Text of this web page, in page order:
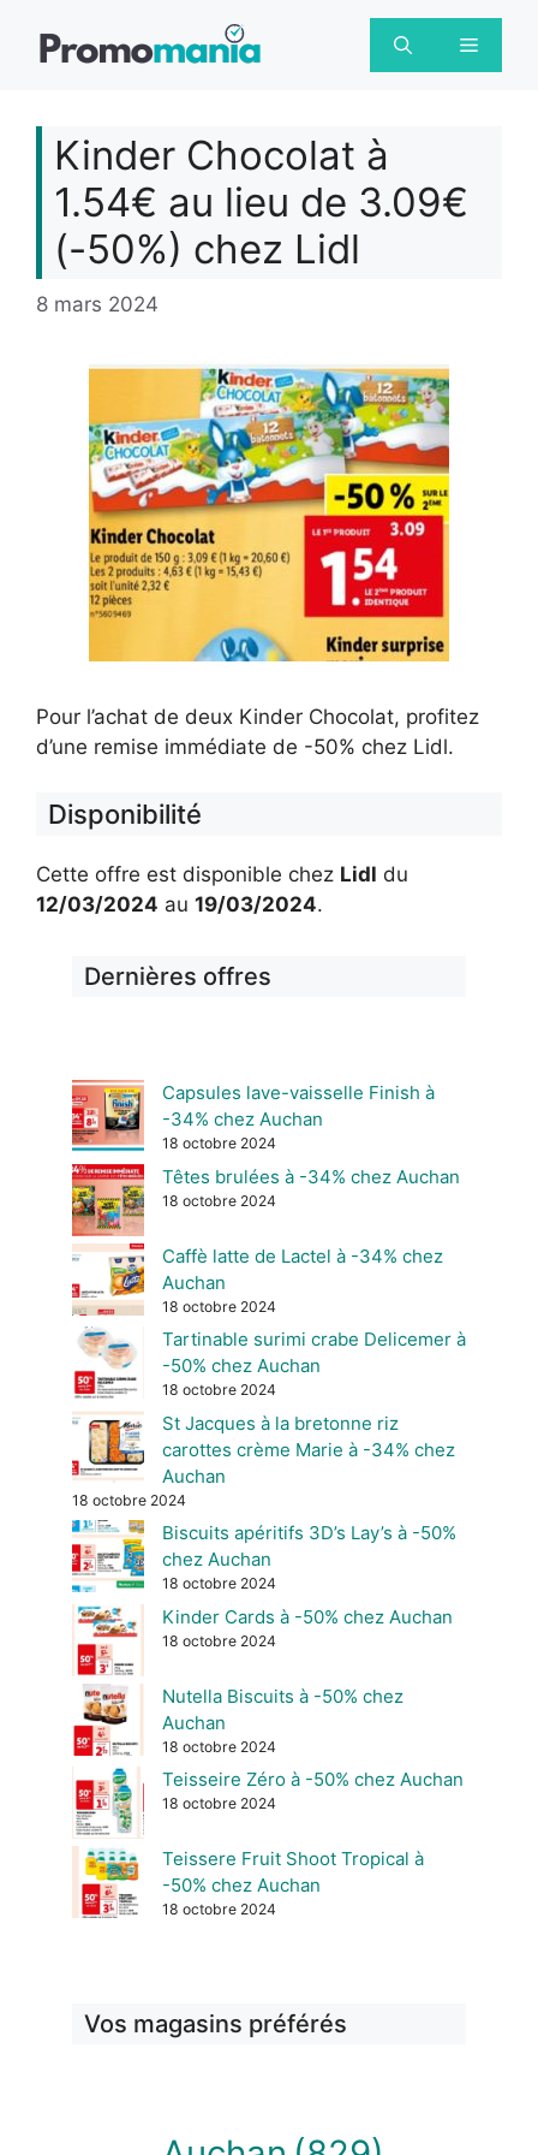
Menu
Kinder Chocolat à
1.54€ au lieu de 3.09€
(-50%) chez Lidl
8 mars 2024
Pour l’achat de deux Kinder Chocolat, profitez
d’une remise immédiate de -50% chez Lidl.
Disponibilité
Cette offre est disponible chez Lidl du
12/03/2024 au 19/03/2024.
Dernières offres
Capsules lave-vaisselle Finish à
-34% chez Auchan
18 octobre 2024
Têtes brulées à -34% chez Auchan
18 octobre 2024
Caffè latte de Lactel à -34% chez
Auchan
18 octobre 2024
Tartinable surimi crabe Delicemer à
-50% chez Auchan
18 octobre 2024
St Jacques à la bretonne riz
carottes crème Marie à -34% chez
Auchan
18 octobre 2024
Biscuits apéritifs 3D’s Lay’s à -50%
chez Auchan
18 octobre 2024
Kinder Cards à -50% chez Auchan
18 octobre 2024
Nutella Biscuits à -50% chez
Auchan
18 octobre 2024
Teisseire Zéro à -50% chez Auchan
18 octobre 2024
Teissere Fruit Shoot Tropical à
-50% chez Auchan
18 octobre 2024
Vos magasins préférés